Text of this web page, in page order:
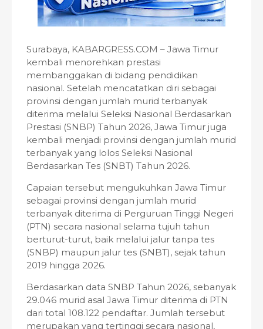
Surabaya, KABARGRESS.COM – Jawa Timur
kembali menorehkan prestasi
membanggakan di bidang pendidikan
nasional. Setelah mencatatkan diri sebagai
provinsi dengan jumlah murid terbanyak
diterima melalui Seleksi Nasional Berdasarkan
Prestasi (SNBP) Tahun 2026, Jawa Timur juga
kembali menjadi provinsi dengan jumlah murid
terbanyak yang lolos Seleksi Nasional
Berdasarkan Tes (SNBT) Tahun 2026.
Capaian tersebut mengukuhkan Jawa Timur
sebagai provinsi dengan jumlah murid
terbanyak diterima di Perguruan Tinggi Negeri
(PTN) secara nasional selama tujuh tahun
berturut-turut, baik melalui jalur tanpa tes
(SNBP) maupun jalur tes (SNBT), sejak tahun
2019 hingga 2026.
Berdasarkan data SNBP Tahun 2026, sebanyak
29.046 murid asal Jawa Timur diterima di PTN
dari total 108.122 pendaftar. Jumlah tersebut
merupakan yang tertinggi secara nasional,